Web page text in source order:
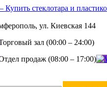
ул. Киевская 144
зал (00:00 – 24:00)
продаж (08:00 – 17:00)